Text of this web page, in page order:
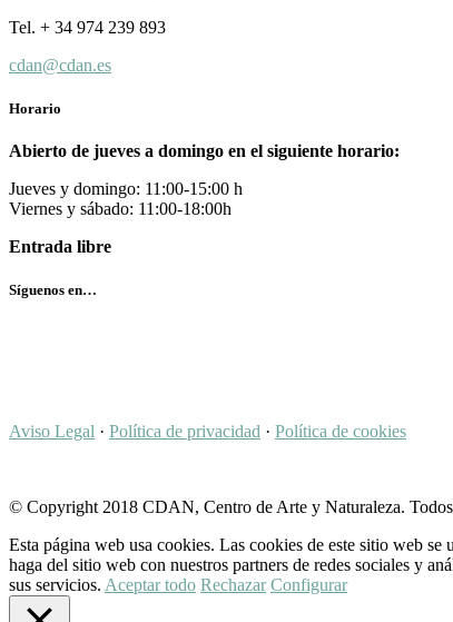
Tel. + 34 974 239 893
cdan@cdan.es
Horario
Abierto de jueves a domingo en el siguiente horario:
Jueves y domingo: 11:00-15:00 h
Viernes y sábado: 11:00-18:00h
Entrada libre
Síguenos en…
Aviso Legal · Política de privacidad · Política de cookies
© Copyright 2018 CDAN, Centro de Arte y Naturaleza. Todos
Esta página web usa cookies. Las cookies de este sitio web
haga del sitio web con nuestros partners de redes sociales y
sus servicios. Aceptar todo Rechazar Configurar